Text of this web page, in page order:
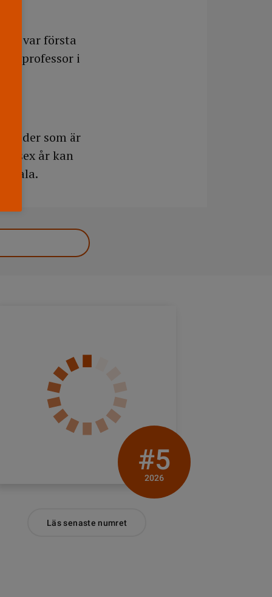
var första
professor i
som är
sex år kan
skala.
#5
2026
Läs senaste numret